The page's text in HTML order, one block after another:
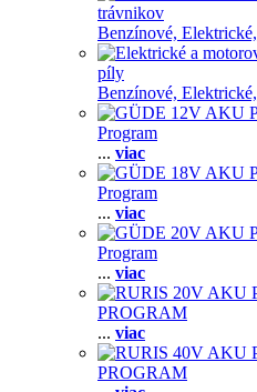
trávnikov
Benzínové, Elektrické,
píly
Benzínové, Elektrické,
Program
... viac
Program
... viac
Program
... viac
PROGRAM
... viac
PROGRAM